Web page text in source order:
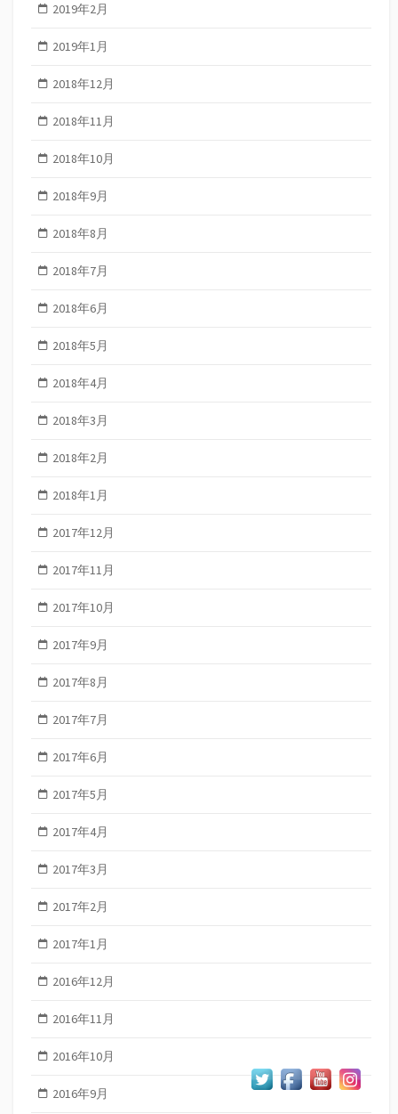
2019年2月
2019年1月
2018年12月
2018年11月
2018年10月
2018年9月
2018年8月
2018年7月
2018年6月
2018年5月
2018年4月
2018年3月
2018年2月
2018年1月
2017年12月
2017年11月
2017年10月
2017年9月
2017年8月
2017年7月
2017年6月
2017年5月
2017年4月
2017年3月
2017年2月
2017年1月
2016年12月
2016年11月
2016年10月
2016年9月